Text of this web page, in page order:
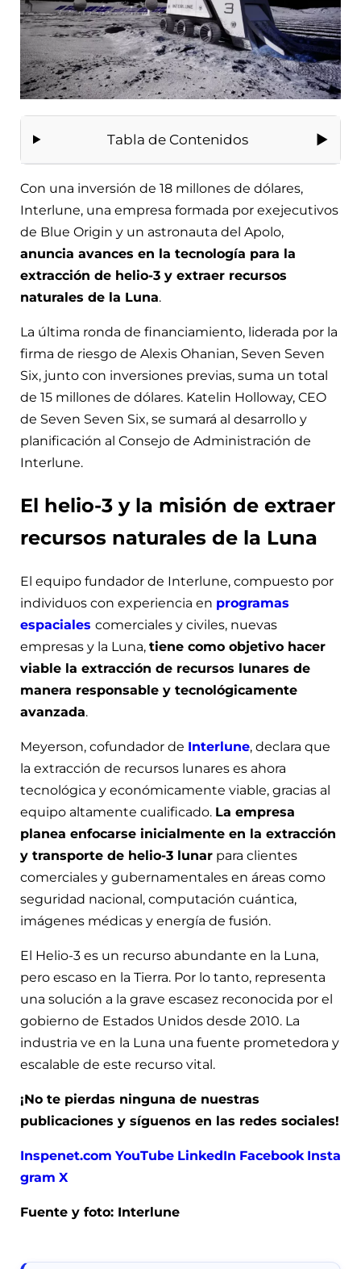
Tabla de Contenidos
Con una inversión de 18 millones de dólares,
Interlune, una empresa formada por exejecutivos
de Blue Origin y un astronauta del Apolo,
anuncia avances en la tecnología para la
extracción de helio-3 y extraer recursos
naturales de la Luna.
La última ronda de financiamiento, liderada por la
firma de riesgo de Alexis Ohanian, Seven Seven
Six, junto con inversiones previas, suma un total
de 15 millones de dólares. Katelin Holloway, CEO
de Seven Seven Six, se sumará al desarrollo y
planificación al Consejo de Administración de
Interlune.
El helio-3 y la misión de extraer
recursos naturales de la Luna
El equipo fundador de Interlune, compuesto por
individuos con experiencia en programas
espaciales comerciales y civiles, nuevas
empresas y la Luna, tiene como objetivo hacer
viable la extracción de recursos lunares de
manera responsable y tecnológicamente
avanzada.
Meyerson, cofundador de Interlune, declara que
la extracción de recursos lunares es ahora
tecnológica y económicamente viable, gracias al
equipo altamente cualificado. La empresa
planea enfocarse inicialmente en la extracción
y transporte de helio-3 lunar para clientes
comerciales y gubernamentales en áreas como
seguridad nacional, computación cuántica,
imágenes médicas y energía de fusión.
El Helio-3 es un recurso abundante en la Luna,
pero escaso en la Tierra. Por lo tanto, representa
una solución a la grave escasez reconocida por el
gobierno de Estados Unidos desde 2010. La
industria ve en la Luna una fuente prometedora y
escalable de este recurso vital.
¡No te pierdas ninguna de nuestras
publicaciones y síguenos en las redes sociales!
Inspenet.com YouTube LinkedIn Facebook Insta
gram X
Fuente y foto: Interlune